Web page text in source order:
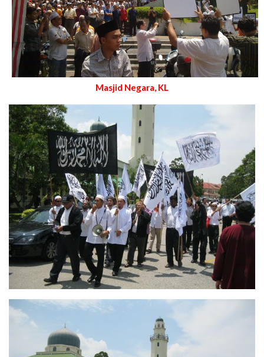
Masjid Negara, KL